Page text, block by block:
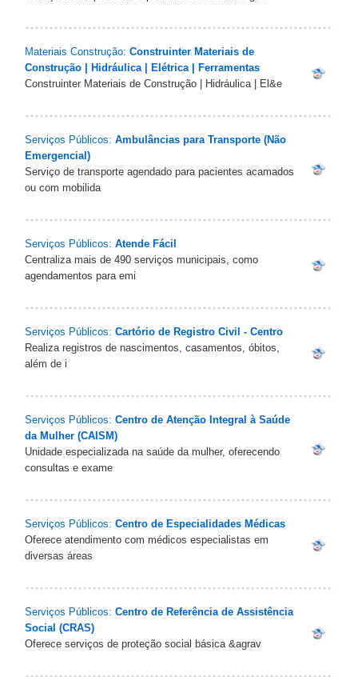
Materiais Construção: Construinter Materiais de
Construção | Hidráulica | Elétrica | Ferramentas
Construinter Materiais de Construção | Hidráulica | El&e
Serviços Públicos: Ambulâncias para Transporte (Não
Emergencial)
Serviço de transporte agendado para pacientes acamados
ou com mobilida
Serviços Públicos: Atende Fácil
Centraliza mais de 490 serviços municipais, como
agendamentos para emi
Serviços Públicos: Cartório de Registro Civil - Centro
Realiza registros de nascimentos, casamentos, óbitos,
além de i
Serviços Públicos: Centro de Atenção Integral à Saúde
da Mulher (CAISM)
Unidade especializada na saúde da mulher, oferecendo
consultas e exame
Serviços Públicos: Centro de Especialidades Médicas
Oferece atendimento com médicos especialistas em
diversas áreas
Serviços Públicos: Centro de Referência de Assistência
Social (CRAS)
Oferece serviços de proteção social básica &agrav